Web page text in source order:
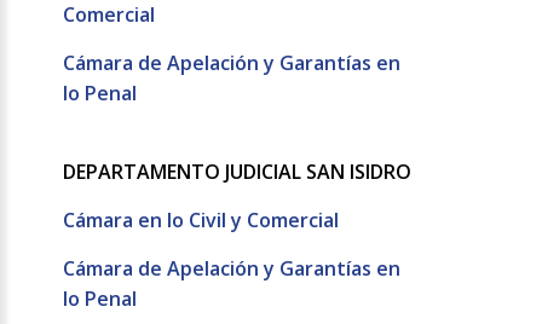
Comercial
Cámara de Apelación y Garantías en
lo Penal
DEPARTAMENTO JUDICIAL SAN ISIDRO
Cámara en lo Civil y Comercial
Cámara de Apelación y Garantías en
lo Penal